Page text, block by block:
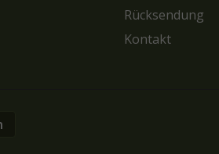
Rücksendung
Kontakt